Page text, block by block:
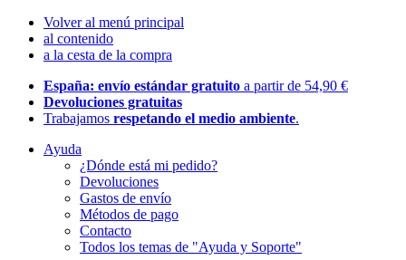
Volver al menú principal
al contenido
a la cesta de la compra
España: envío estándar gratuito a partir de 54,90 €
Devoluciones gratuitas
Trabajamos respetando el medio ambiente.
Ayuda
¿Dónde está mi pedido?
Devoluciones
Gastos de envío
Métodos de pago
Contacto
Todos los temas de "Ayuda y Soporte"